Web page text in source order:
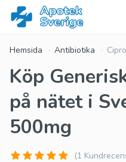
Hemsida Antibiotika
Köp
på nätet i
500mg
(1